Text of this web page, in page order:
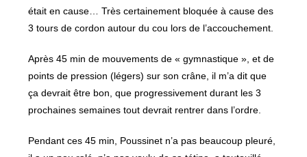
était en cause… Très certainement bloquée à cause des
3 tours de cordon autour du cou lors de l’accouchement.
Après 45 min de mouvements de « gymnastique », et de
points de pression (légers) sur son crâne, il m’a dit que
ça devrait être bon, que progressivement durant les 3
prochaines semaines tout devrait rentrer dans l’ordre.
Pendant ces 45 min, Poussinet n’a pas beaucoup pleuré,